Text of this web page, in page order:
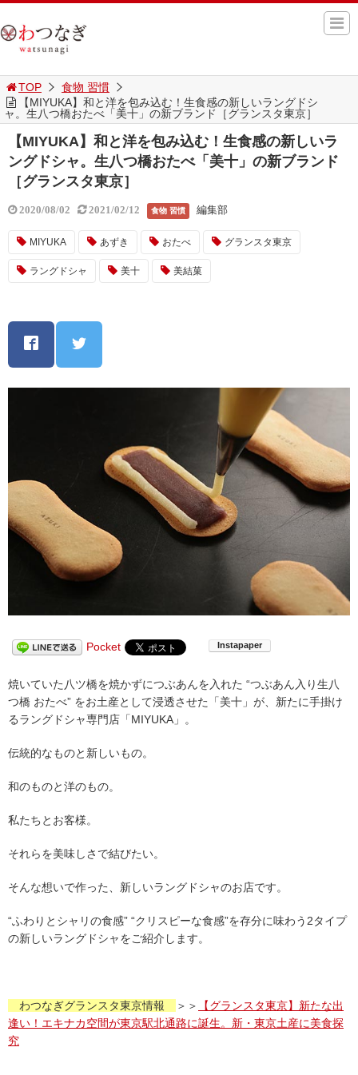
TOP
食物 習慣
【MIYUKA】和と洋を包み込む！生食感の新しいラングドシ
ャ。生八つ橋おたべ「美十」の新ブランド［グランスタ東京］
【MIYUKA】和と洋を包み込む！生食感の新しいラ
ングドシャ。生八つ橋おたべ「美十」の新ブランド
［グランスタ東京］
2020/08/02 2021/02/12 食物 習慣 編集部
MIYUKA あずき おたべ グランスタ東京
ラングドシャ 美十 美結菓
Pocket
焼いていた八ツ橋を焼かずにつぶあんを入れた “つぶあん入り生八
つ橋 おたべ” をお土産として浸透させた「美十」が、新たに手掛け
るラングドシャ専門店「MIYUKA」。
伝統的なものと新しいもの。
和のものと洋のもの。
私たちとお客様。
それらを美味しさで結びたい。
そんな想いで作った、新しいラングドシャのお店です。
“ふわりとシャリの食感” “クリスピーな食感”を存分に味わう2タイプ
の新しいラングドシャをご紹介します。
わつなぎグランスタ東京情報 ＞＞
【グランスタ東京】新たな出
逢い！エキナカ空間が東京駅北通路に誕生。新・東京土産に美食探
究